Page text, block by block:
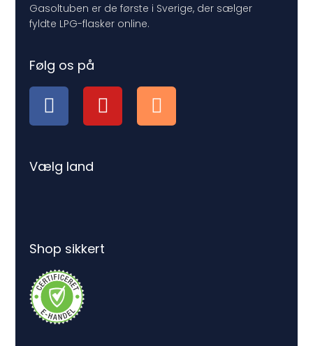
Gasoltuben er de første i Sverige, der sælger
fyldte LPG-flasker online.
Følg os på
Vælg land
Shop sikkert